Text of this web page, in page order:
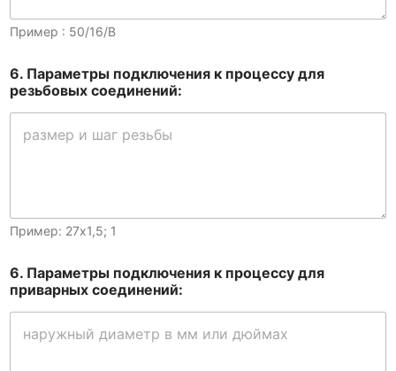
Пример : 50/16/B
6. Параметры подключения к процессу для
резьбовых соединений:
Пример: 27х1,5; 1
6. Параметры подключения к процессу для
приварных соединений: